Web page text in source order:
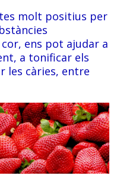
molt positius per
ens pot ajudar a
a tonificar els
les càries, entre